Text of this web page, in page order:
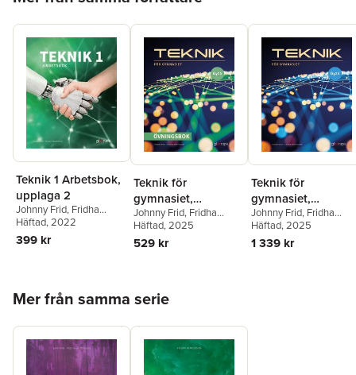
Teknik 1 Arbetsbok,
upplaga 2
Johnny Frid, Fridha
Henderson
Häftad, 2022
399 kr
Teknik för
gymnasiet,
övningsbok, Gy25
Johnny Frid, Fridha
Henderson
Häftad, 2025
529 kr
Teknik för
gymnasiet,
faktabok, Gy25
Johnny Frid, Fridha
Henderson
Häftad, 2025
1 339 kr
Mer från samma serie